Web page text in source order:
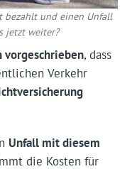
bezahlt und einen Unfall
jetzt weiter?
vorgeschrieben, dass
Verkehr
Unfall mit diesem
die Kosten für